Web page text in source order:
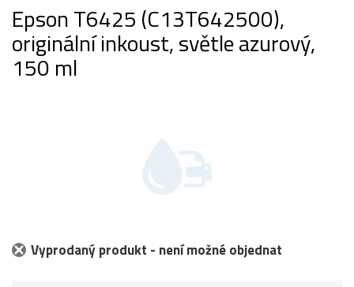
Epson T6425 (C13T642500),
originální inkoust, světle azurový,
150 ml
Vyprodaný produkt - není možné objednat